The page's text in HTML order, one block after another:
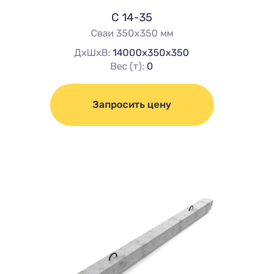
С 14-35
Сваи 350х350 мм
ДхШхВ:14000х350х350
Вес (т): 0
Запросить цену